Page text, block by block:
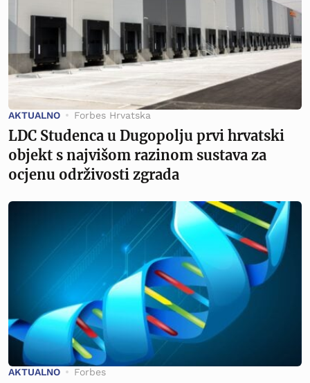
AKTUALNO Forbes Hrvatska
LDC Studenca u Dugopolju prvi hrvatski
objekt s najvišom razinom sustava za
ocjenu održivosti zgrada
AKTUALNO Forbes